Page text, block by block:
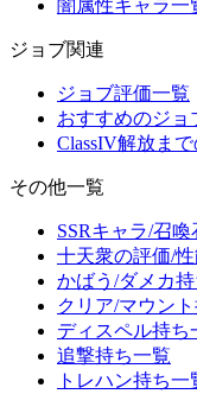
闇属性キャラ一
ジョブ関連
ジョブ評価一覧
おすすめのジョ
ClassIV解放ま
その他一覧
SSRキャラ/召
十天衆の評価/
かばう/ダメカ
クリア/マウン
ディスペル持ち
追撃持ち一覧
トレハン持ち一